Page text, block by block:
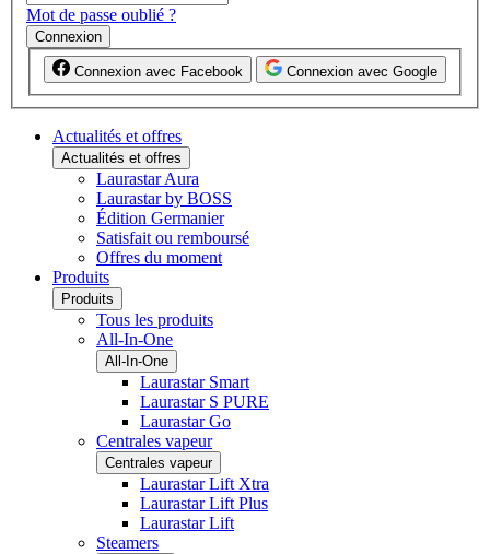
Mot de passe oublié ?
Connexion
Connexion avec Facebook Connexion avec Google
Actualités et offres
Actualités et offres
Laurastar Aura
Laurastar by BOSS
Édition Germanier
Satisfait ou remboursé
Offres du moment
Produits
Produits
Tous les produits
All-In-One
All-In-One
Laurastar Smart
Laurastar S PURE
Laurastar Go
Centrales vapeur
Centrales vapeur
Laurastar Lift Xtra
Laurastar Lift Plus
Laurastar Lift
Steamers